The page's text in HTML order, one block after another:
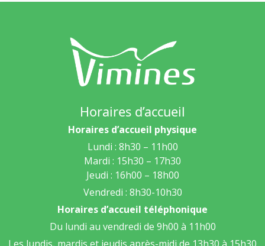
Horaires d’accueil
Horaires d’accueil physique
Lundi : 8h30 – 11h00
Mardi : 15h30 – 17h30
Jeudi : 16h00 – 18h00
Vendredi : 8h30-10h30
Horaires d’accueil téléphonique
Du lundi au vendredi de 9h00 à 11h00